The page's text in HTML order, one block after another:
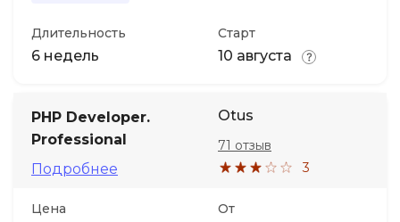
Длительность
6 недель
Старт
10 августа
PHP Developer.
Professional
Подробнее
Otus
3
71 отзыв
Цена От